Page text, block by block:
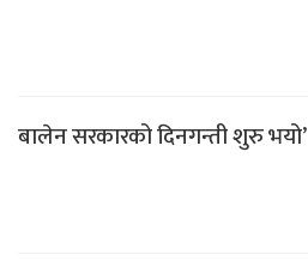
बालेन सरकारको दिनगन्ती शुरु भयो’